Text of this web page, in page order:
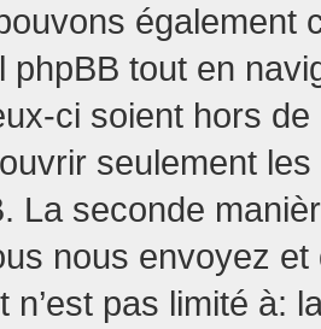
également
phpBB tout en
ci soient hors
seulement
La seconde
nous envoyez
n’est pas limité à: